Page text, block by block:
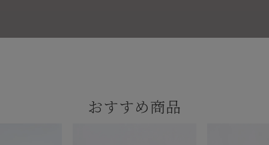
おすすめ商品